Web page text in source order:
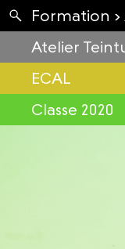
Formation ›
Atelier
ECAL
Classe 2020